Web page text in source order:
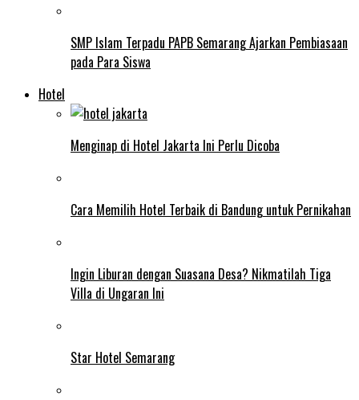
SMP Islam Terpadu PAPB Semarang Ajarkan Pembiasaan
pada Para Siswa
Hotel
Menginap di Hotel Jakarta Ini Perlu Dicoba
Cara Memilih Hotel Terbaik di Bandung untuk Pernikahan
Ingin Liburan dengan Suasana Desa? Nikmatilah Tiga
Villa di Ungaran Ini
Star Hotel Semarang